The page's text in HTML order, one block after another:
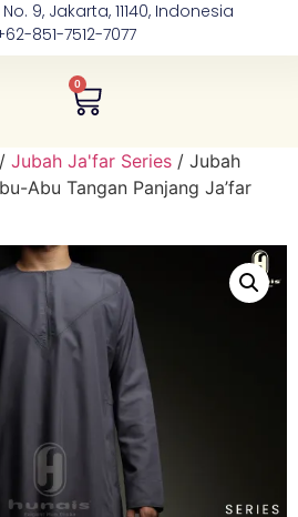
9, Jakarta, 11140, Indonesia
851-7512-7077
0
/ Jubah Ja'far Series / Jubah
Abu Tangan Panjang Ja’far